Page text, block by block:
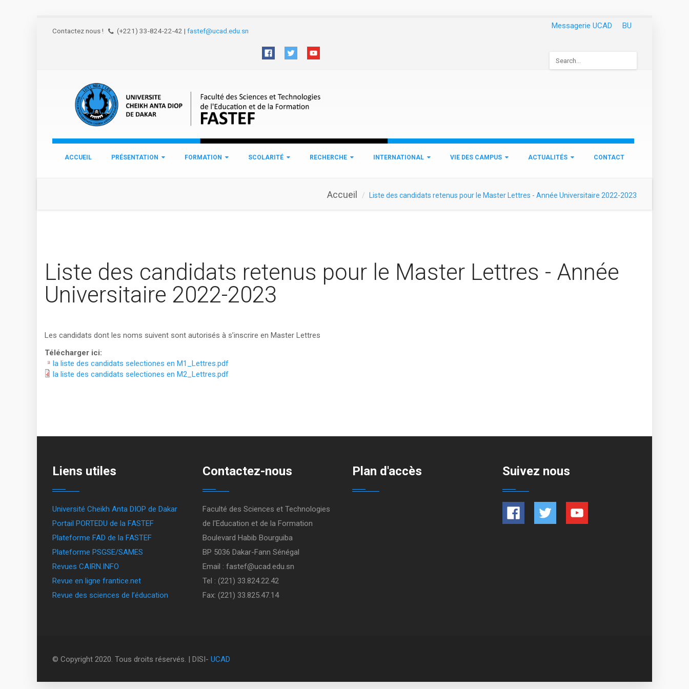
Contactez nous ! (+221) 33-824-22-42 | fastef@ucad.edu.sn
BU
Messagerie UCAD
Formulaire
ACCUEIL PRÉSENTATION FORMATION SCOLARITÉ RECHERCHE INTERNATIONAL VIE DES CAMPUS ACTUALITÉS CONTACT
Accueil Liste des candidats retenus pour le Master Lettres - Année Universitaire 2022-2023
Liste des candidats retenus pour le Master Lettres - Année
Universitaire 2022-2023
Les candidats dont les noms suivent sont autorisés à s’inscrire en Master Lettres
Télécharger ici:
la liste des candidats selectiones en M1_Lettres.pdf
la liste des candidats selectiones en M2_Lettres.pdf
Liens utiles
Université Cheikh Anta DIOP de Dakar
Portail PORTEDU de la FASTEF
Plateforme FAD de la FASTEF
Plateforme PSGSE/SAMES
Revues CAIRN.INFO
Revue en ligne frantice.net
Revue des sciences de l’éducation
Contactez-nous
Faculté des Sciences et Technologies
de l'Education et de la Formation
Boulevard Habib Bourguiba
BP 5036 Dakar-Fann Sénégal
Email : fastef@ucad.edu.sn
Tel : (221) 33.824.22.42
Fax: (221) 33.825.47.14
Plan d'accès Suivez nous
© Copyright 2020. Tous droits réservés. | DISI- UCAD